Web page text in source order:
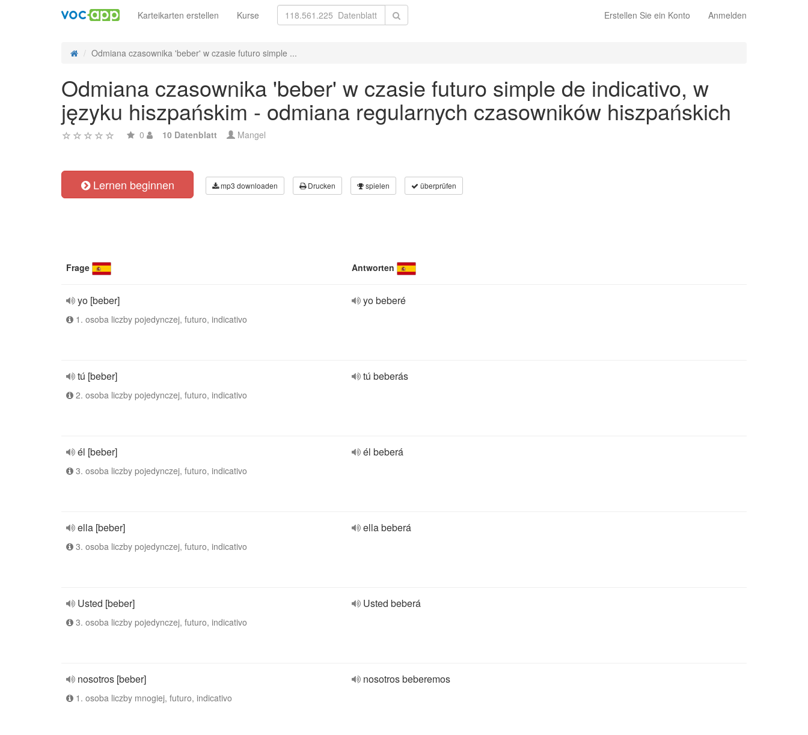
Erstellen Sie ein Konto Anmelden
Karteikarten erstellen Kurse
Odmiana czasownika 'beber' w czasie futuro simple ...
Odmiana czasownika 'beber' w czasie futuro simple de indicativo, w
języku hiszpańskim - odmiana regularnych czasowników hiszpańskich
0 10 Datenblatt Mangel
Lernen beginnen mp3 downloaden Drucken spielen überprüfen
Frage Antworten
yo [beber]
1. osoba liczby pojedynczej, futuro, indicativo
yo beberé
tú [beber]
2. osoba liczby pojedynczej, futuro, indicativo
tú beberás
él [beber]
3. osoba liczby pojedynczej, futuro, indicativo
él beberá
ella [beber]
3. osoba liczby pojedynczej, futuro, indicativo
ella beberá
Usted [beber]
3. osoba liczby pojedynczej, futuro, indicativo
Usted beberá
nosotros [beber]
1. osoba liczby mnogiej, futuro, indicativo
nosotros beberemos